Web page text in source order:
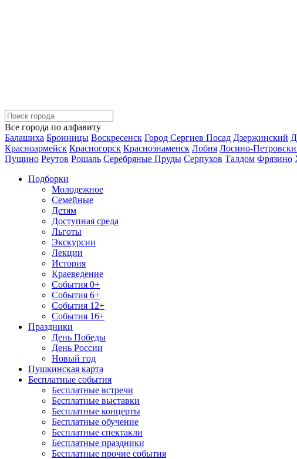
Все города по алфавиту
Балашиха Бронницы Воскресенск Город Сергиев Посад Дзержинский
Красноармейск Красногорск Краснознаменск Лобня Лосино-
Пущино Реутов Рошаль Серебряные Пруды Серпухов Талдом Фрязино
Подборки
Молодежное
Семейные
Детям
Доступная среда
Льготы
Экскурсии
Лекции
История
Краеведение
События 0+
События 6+
События 12+
События 16+
Праздники
День Победы
День России
Новый год
Пушкинская карта
Бесплатные события
Бесплатные встречи
Бесплатные выставки
Бесплатные концерты
Бесплатные обучение
Бесплатные спектакли
Бесплатные праздники
Бесплатные прочие события